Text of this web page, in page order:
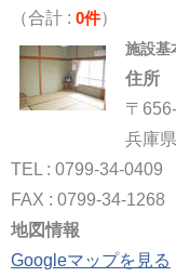
（合計 : 0件）
施設基
住所
〒
兵庫
TEL : 0799-34-0409
FAX : 0799-34-1268
地図情報
Googleマップを見る